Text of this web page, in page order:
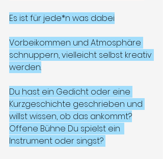
Es ist für jede*n was dabei
Vorbeikommen und Atmosphäre
schnuppern, vielleicht selbst kreativ
werden.
Du hast ein Gedicht oder eine
Kurzgeschichte geschrieben und
willst wissen, ob das ankommt?
Offene Bühne Du spielst ein
Instrument oder singst?